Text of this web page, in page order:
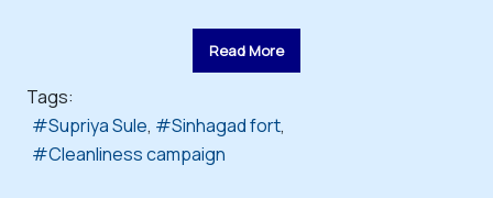
Read More
Tags:
Supriya Sule
Sinhagad fort
Cleanliness campaign